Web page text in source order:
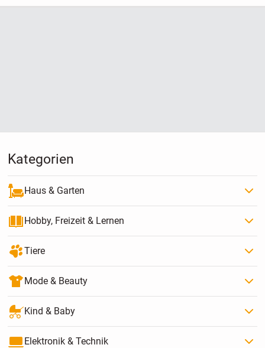
Kategorien
Haus & Garten
Hobby, Freizeit & Lernen
Tiere
Mode & Beauty
Kind & Baby
Elektronik & Technik